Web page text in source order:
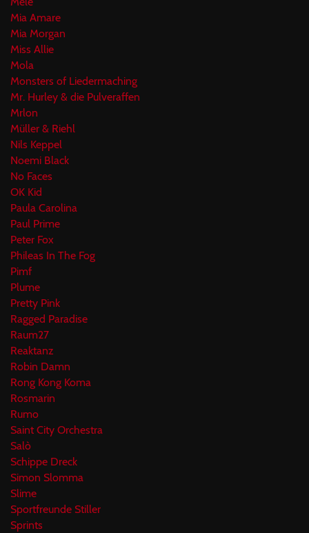
Mia Amare
Mia Morgan
Miss Allie
Mola
Monsters of Liedermaching
Mr. Hurley & die Pulveraffen
Mrlon
Müller & Riehl
Nils Keppel
Noemi Black
No Faces
OK Kid
Paula Carolina
Paul Prime
Peter Fox
Phileas In The Fog
Pimf
Plume
Pretty Pink
Ragged Paradise
Raum27
Reaktanz
Robin Damn
Rong Kong Koma
Rosmarin
Rumo
Saint City Orchestra
Salò
Schippe Dreck
Simon Slomma
Slime
Sportfreunde Stiller
Sprints